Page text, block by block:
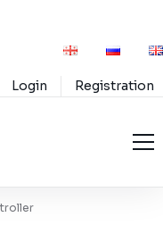
Login Registration